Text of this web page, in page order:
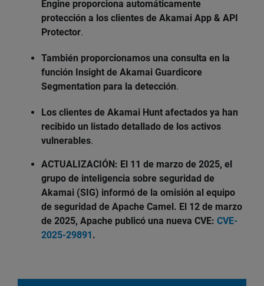
Engine proporciona automáticamente
protección a los clientes de Akamai App & API
Protector.
También proporcionamos una consulta en la
función Insight de Akamai Guardicore
Segmentation para la detección.
Los clientes de Akamai Hunt afectados ya han
recibido un listado detallado de los activos
vulnerables.
ACTUALIZACIÓN: El 11 de marzo de 2025, el
grupo de inteligencia sobre seguridad de
Akamai (SIG) informó de la omisión al equipo
de seguridad de Apache Camel. El 12 de marzo
de 2025, Apache publicó una nueva CVE: CVE-
2025-29891.